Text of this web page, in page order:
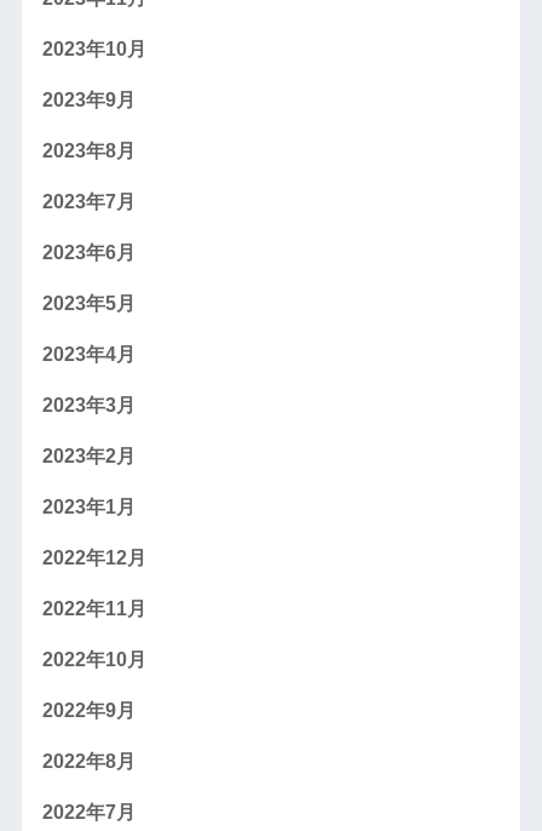
2023年10月
2023年9月
2023年8月
2023年7月
2023年6月
2023年5月
2023年4月
2023年3月
2023年2月
2023年1月
2022年12月
2022年11月
2022年10月
2022年9月
2022年8月
2022年7月